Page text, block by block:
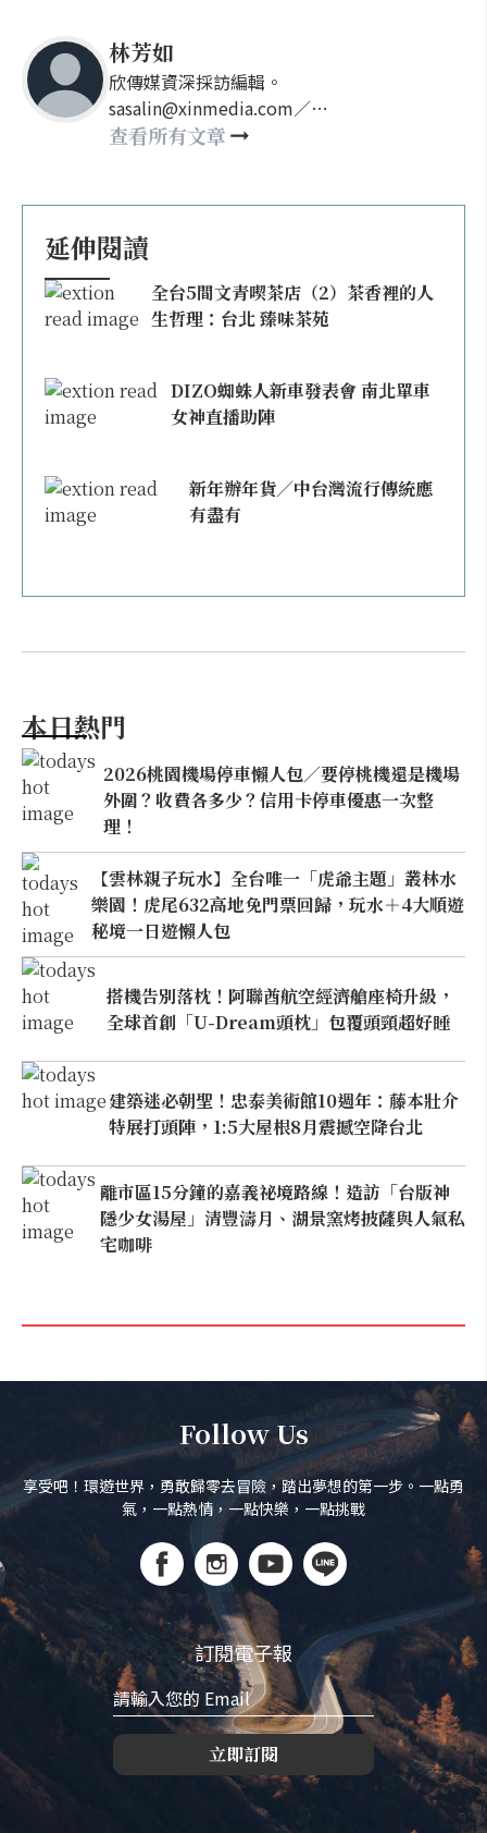
林芳如
欣傳媒資深採訪編輯。
sasalin@xinmedia.com／
happy21917@gmail.com
查看所有文章
延伸閱讀
全台5間文青喫茶店（2）茶香裡的人
生哲理：台北 臻味茶苑
DIZO蜘蛛人新車發表會 南北單車
女神直播助陣
新年辦年貨／中台灣流行傳統應
有盡有
本日熱門
2026桃園機場停車懶人包／要停桃機還是機場
外圍？收費各多少？信用卡停車優惠一次整
理！
【雲林親子玩水】全台唯一「虎爺主題」叢林水
樂園！虎尾632高地免門票回歸，玩水＋4大順遊
秘境一日遊懶人包
搭機告別落枕！阿聯酋航空經濟艙座椅升級，
全球首創「U-Dream頭枕」包覆頭頸超好睡
建築迷必朝聖！忠泰美術館10週年：藤本壯介
特展打頭陣，1:5大屋根8月震撼空降台北
離市區15分鐘的嘉義祕境路線！造訪「台版神
隱少女湯屋」清豐濤月、湖景窯烤披薩與人氣私
宅咖啡
Follow Us
享受吧！環遊世界，勇敢歸零去冒險，踏出夢想的第一步。一點勇
氣，一點熱情，一點快樂，一點挑戰
訂閱電子報
立即訂閱